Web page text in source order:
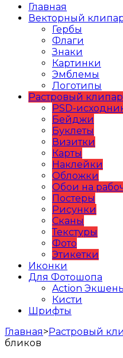
Главная
Векторный
Гербы
Флаги
Знаки
Картинки
Эмблемы
Логотипы
Растровый
PSD-
Бейджи
Буклеты
Визитки
Карты
Наклейки
Обложки
Обои на
Постеры
Рисунки
Сканы
Текстуры
Фото
Этикетки
Иконки
Для Фотошопа
Action
Кисти
Шрифты
Главная>Растровый
бликов